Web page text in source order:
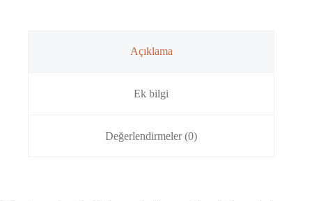
Açıklama
Ek bilgi
Değerlendirmeler (0)